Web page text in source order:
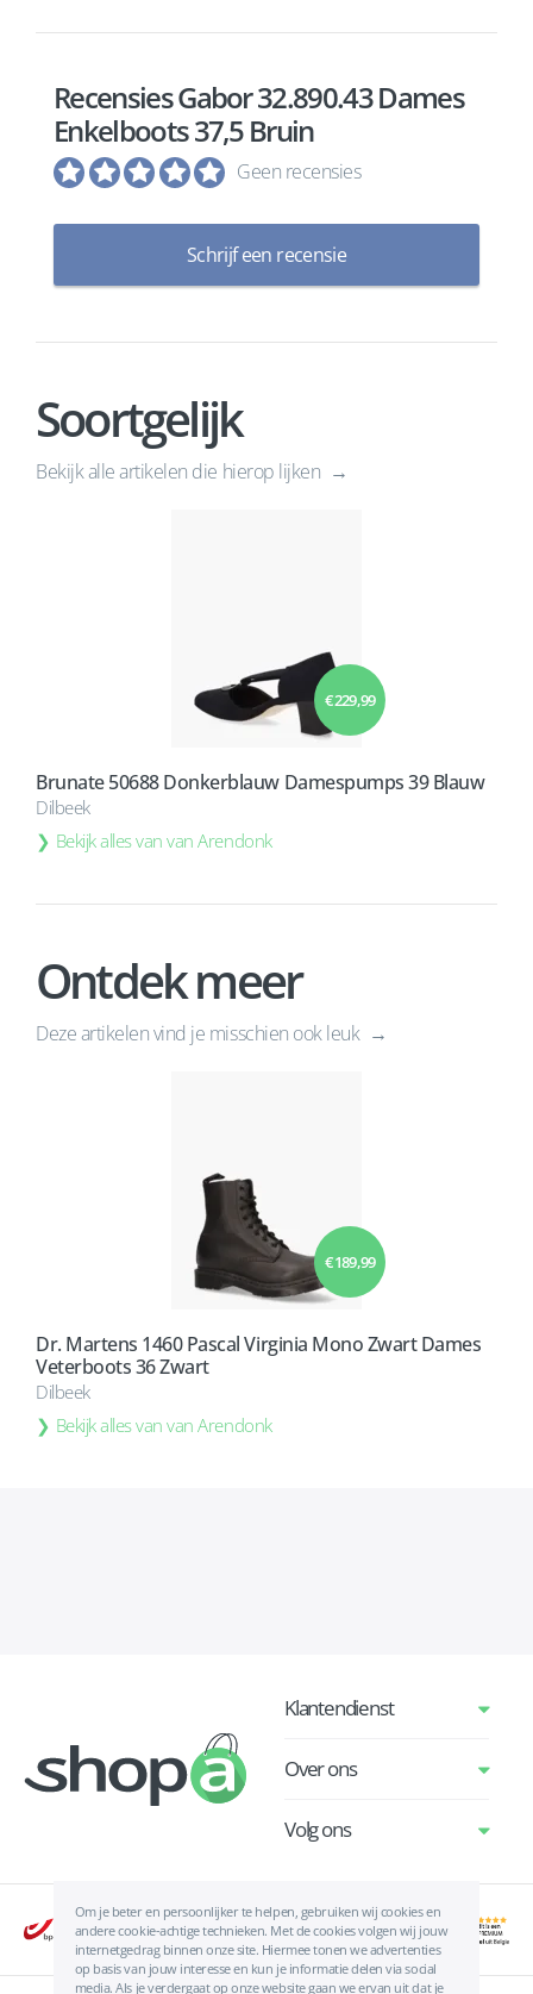
Recensies Gabor 32.890.43 Dames
Enkelboots 37,5 Bruin
Geen recensies
Schrijf een recensie
Soortgelijk
Bekijk alle artikelen die hierop lijken
€ 229,99
Brunate 50688 Donkerblauw Damespumps 39 Blauw
Dilbeek
Bekijk alles van van Arendonk
€ 189,99
Dr. Martens 1460 Pascal Virginia Mono Zwart Dames
Veterboots 36 Zwart
Dilbeek
Bekijk alles van van Arendonk
Ontdek meer
Deze artikelen vind je misschien ook leuk
Om je beter en persoonlijker te helpen, gebruiken wij cookies en
andere cookie-achtige technieken. Met de cookies volgen wij jouw
internetgedrag binnen onze site. Hiermee tonen we advertenties
op basis van jouw interesse en kun je informatie delen via social
media. Als je verdergaat op onze website gaan we ervan uit dat je
Klantendienst
Over ons
Volg ons